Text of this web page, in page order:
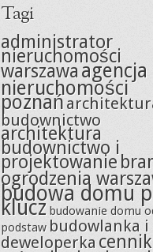
Tagi
administrator
nieruchomości
warszawaagencja
nieruchomości
poznań
budownictwo
architektura
budownictwo i
projektowanie
ogrodzenia
budowa domu
klucz budowanie domu
podstaw budowlanka i
deweloperka cennik